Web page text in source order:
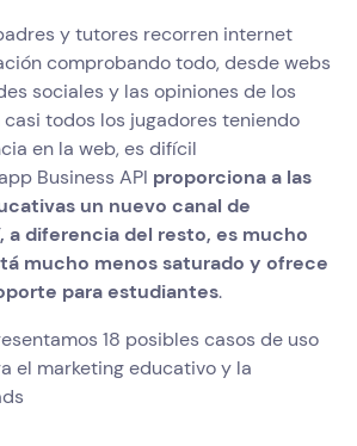
y tutores recorren internet
comprobando todo, desde webs
sociales y las opiniones de los
todos los jugadores teniendo
en la web, es difícil
Business API proporciona a las
un nuevo canal de
a diferencia del resto, es mucho
mucho menos saturado y ofrece
para estudiantes.
18 posibles casos de uso
el marketing educativo y la